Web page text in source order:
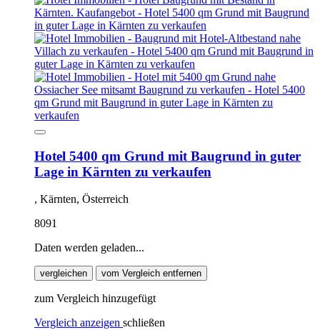
Hotel 5400 qm Grund mit Baugrund in guter
Lage in Kärnten zu verkaufen
, Kärnten, Österreich
8091
Daten werden geladen...
vergleichen vom Vergleich entfernen
zum Vergleich hinzugefügt
Vergleich anzeigen schließen